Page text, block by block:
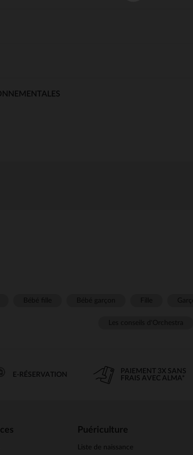
E-RÉSERVATION
PAIEMENT 3X SANS
FRAIS AVEC ALMA*
Puériculture
Liste de naissance